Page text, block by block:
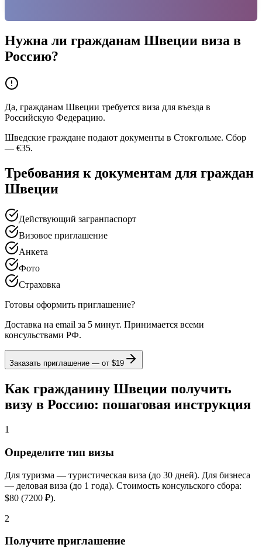
Нужна ли гражданам Швеции виза в
Россию?
Да, гражданам Швеции требуется виза для въезда в
Российскую Федерацию.
Шведские граждане подают документы в Стокгольме. Сбор
— €35.
Требования к документам для граждан
Швеции
Действующий загранпаспорт
Визовое приглашение
Анкета
Фото
Страховка
Готовы оформить приглашение?
Доставка на email за 5 минут. Принимается всеми
консульствами РФ.
Заказать приглашение — от $19
Как гражданину Швеции получить
визу в Россию: пошаговая инструкция
1
Определите тип визы
Для туризма — туристическая виза (до 30 дней). Для бизнеса
— деловая виза (до 1 года). Стоимость консульского сбора:
$80 (7200 ₽).
2
Получите приглашение